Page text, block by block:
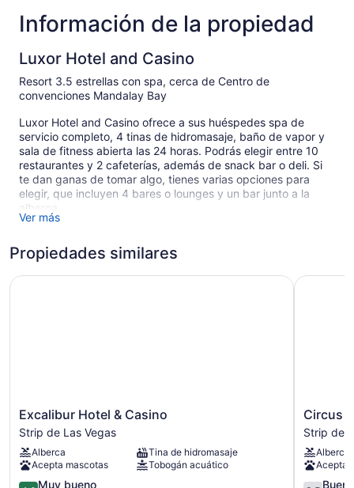
Información de la propiedad
Luxor Hotel and Casino
Resort 3.5 estrellas con spa, cerca de Centro de
convenciones Mandalay Bay
Luxor Hotel and Casino ofrece a sus huéspedes spa de
servicio completo, 4 tinas de hidromasaje, baño de vapor y
sala de fitness abierta las 24 horas. Podrás elegir entre 10
restaurantes y 2 cafeterías, además de snack bar o deli. Si
te dan ganas de tomar algo, tienes varias opciones para
elegir, que incluyen 4 bares o lounges y un bar junto a la
alberca.
El espacio para eventos disponible en este resort mide
Con casino, alberca al aire libre por temporada y máquina
10 restaurantes
4 bares o lounges
2 cafeterías
20000 pies cuadrados de espacio para eventos
Ver más
Propiedades similares
Excalibur
Hotel
&
Casino
Strip
de
Excalibur Hotel & Casino
Strip de Las Vegas
Alberca
Tina de hidromasaje
Acepta mascotas
Tobogán acuático
4.0 Muy bueno
Excalibur Hotel & Casino
Circus
Circus
Hotel,
Casino
&
Theme
Circus
Strip de
Alberca
Acepta
3.5 Bueno
Circus